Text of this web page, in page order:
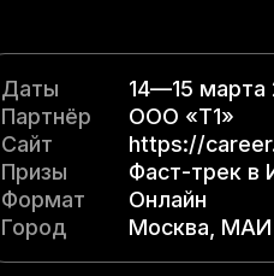
Даты 14—15 марта
Партнёр
ООО «Т1»
Сайт
https:/​​​​​​​​​​​​​​​​​​​​​​​​​​​​​​​/​​​​​​​​​​​​​​​​​​​​​​​​​​​​​​​
Призы
Фаст-трек в
Формат
Онлайн
Город
Москва, МАИ